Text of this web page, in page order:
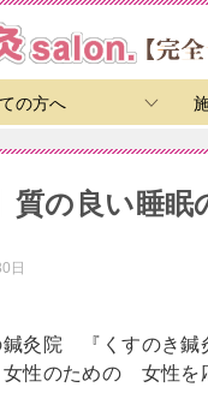
の方へ
質の良い睡
日
灸院 『くすのき鍼
性のための 女性を